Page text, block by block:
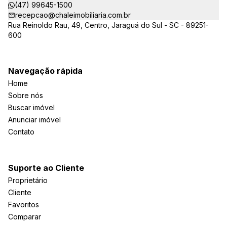
(47) 99645-1500
recepcao@chaleimobiliaria.com.br
Rua Reinoldo Rau, 49, Centro, Jaraguá do Sul - SC - 89251-
600
Navegação rápida
Home
Sobre nós
Buscar imóvel
Anunciar imóvel
Contato
Suporte ao Cliente
Proprietário
Cliente
Favoritos
Comparar